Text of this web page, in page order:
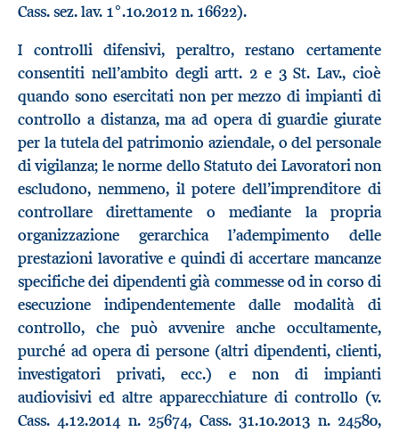
Cass. sez. lav. 1°.10.2012 n. 16622).
I controlli difensivi, peraltro, restano certamente
consentiti nell’ambito degli artt. 2 e 3 St. Lav., cioè
quando sono esercitati non per mezzo di impianti di
controllo a distanza, ma ad opera di guardie giurate
per la tutela del patrimonio aziendale, o del personale
di vigilanza; le norme dello Statuto dei Lavoratori non
escludono, nemmeno, il potere dell’imprenditore di
controllare direttamente o mediante la propria
organizzazione gerarchica l’adempimento delle
prestazioni lavorative e quindi di accertare mancanze
specifiche dei dipendenti già commesse od in corso di
esecuzione indipendentemente dalle modalità di
controllo, che può avvenire anche occultamente,
purché ad opera di persone (altri dipendenti, clienti,
investigatori privati, ecc.) e non di impianti
audiovisivi ed altre apparecchiature di controllo (v.
Cass. 4.12.2014 n. 25674, Cass. 31.10.2013 n. 24580,